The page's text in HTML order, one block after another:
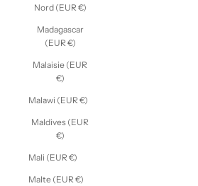
Nord (EUR €)
Madagascar
(EUR €)
Malaisie (EUR
€)
Malawi (EUR €)
Maldives (EUR
€)
Mali (EUR €)
Malte (EUR €)